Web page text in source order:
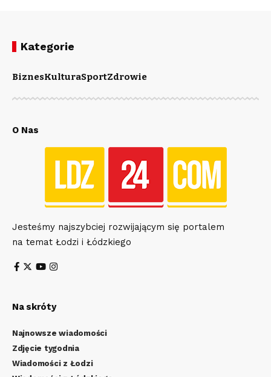
Kategorie
BiznesKulturaSportZdrowie
O Nas
Jesteśmy najszybciej rozwijającym się portalem
na temat Łodzi i Łódzkiego
Na skróty
Najnowsze wiadomości
Zdjęcie tygodnia
Wiadomości z Łodzi